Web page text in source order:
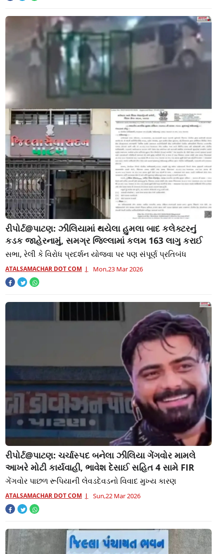
રીપોર્ટ@પાટણ: ઝીલિયામાં થયેલા હુમલા બાદ કલેક્ટરનું
કડક જાહેરનામું, સમગ્ર જિલ્લામાં કલમ 163 લાગુ કરાઈ
સભા, રેલી કે વિરોધ પ્રદર્શન યોજવા પર પણ સંપૂર્ણ પ્રતિબંધ
ATALSAMACHAR DOT COM Mon,23 Mar 2026
રીપોર્ટ@પાટણ: ચર્ચાસ્પદ બનેલા ઝીલિયા ગેંગવોર મામલે
આખરે મોટી કાર્યવાહી, ભાવેશ દેસાઈ સહિત 4 સામે FIR
ગેંગવોર પાછળ રૂપિયાની લેવડદેવડનો વિવાદ મુખ્ય કારણ
ATALSAMACHAR DOT COM Sun,22 Mar 2026